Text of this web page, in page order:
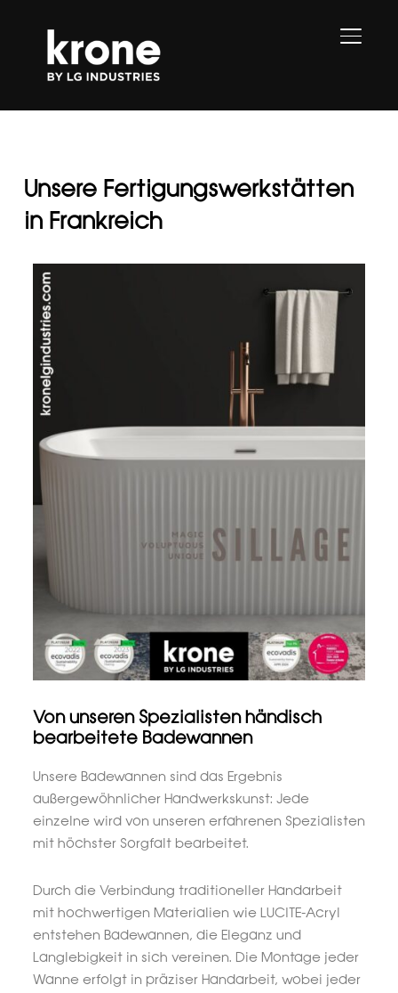
Unsere Fertigungswerkstätten
in Frankreich
Von unseren Spezialisten händisch
bearbeitete Badewannen
Unsere Badewannen sind das Ergebnis
außergewöhnlicher Handwerkskunst: Jede
einzelne wird von unseren erfahrenen Spezialisten
mit höchster Sorgfalt bearbeitet.
Durch die Verbindung traditioneller Handarbeit
mit hochwertigen Materialien wie LUCITE-Acryl
entstehen Badewannen, die Eleganz und
Langlebigkeit in sich vereinen. Die Montage jeder
Wanne erfolgt in präziser Handarbeit, wobei jeder